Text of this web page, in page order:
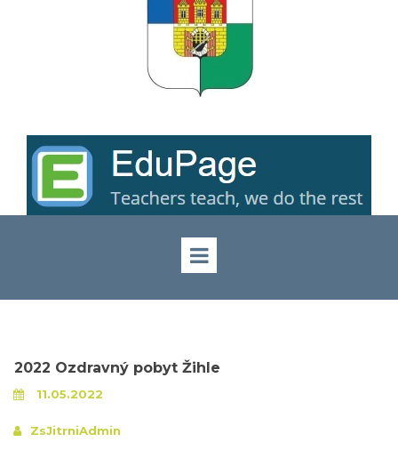
2022 Ozdravný pobyt Žihle
11.05.2022
ZsJitrniAdmin